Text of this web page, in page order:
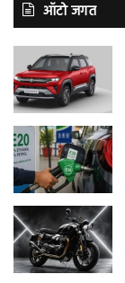
ऑटो जगत